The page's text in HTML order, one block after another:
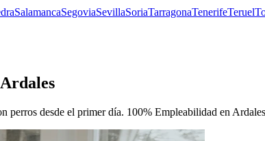
SalamancaSegoviaSevillaSoriaTarragonaTenerifeTeruel
perros desde el primer día. 100% Empleabilidad en